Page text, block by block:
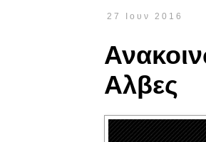
27 Ιουν 2016
Αλβες